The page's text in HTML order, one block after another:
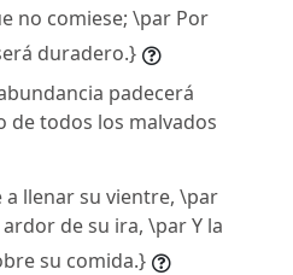
no comiese; \par Por
duradero.}
padecerá
de todos los malvados
a llenar su vientre, \par
de su ira, \par Y la
su comida.}